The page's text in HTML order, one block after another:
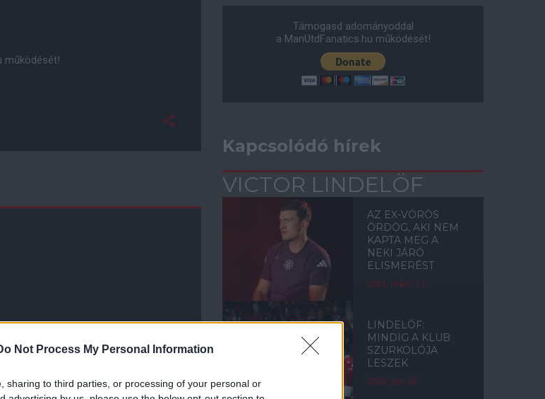
Not Process My Personal Information
sharing to third parties, or processing of your personal or
működését!
Támogasd adományoddal
a ManUtdFanatics.hu működését!
Kapcsolódó hírek
VICTOR LINDELÖF
AZ EX-VÖRÖS
ÖRDÖG, AKI NEM
KAPTA MEG A
NEKI JÁRÓ
ELISMERÉST
2026. márc. 12.
LINDELÖF:
MINDIG A KLUB
SZURKOLÓJA
LESZEK
2025. jún. 25.